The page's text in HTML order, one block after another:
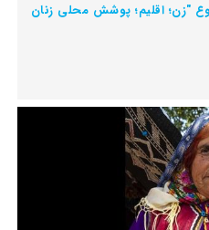
"زن؛ اقلیم؛ پوشش محلی زنان